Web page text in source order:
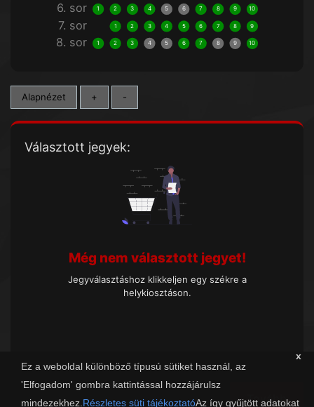
x
Ez a weboldal különböző típusú sütiket használ, az
'Elfogadom' gombra kattintással hozzájárulsz
mindezekhez. Részletes süti tájékoztatóAz így gyűjtött adatokat
6. sor 1 2 3 4 5 6 7 8 9 10
7. sor 1 2 3 4 5 6 7 8 9
8. sor 1 2 3 4 5 6 7 8 9 10
Alapnézet + -
Választott jegyek:
Még nem választott jegyet!
Jegyválasztáshoz klikkeljen egy székre a
helykiosztáson.
Tovább